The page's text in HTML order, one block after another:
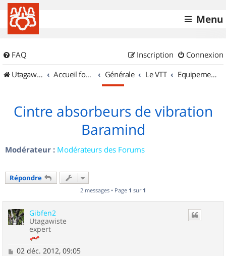
Menu
FAQ Connexion
Inscription
UtagawaVTT (Randos VTT et VTTAE avec traces GPS)
Accueil forum Générale Le VTT Equipements et Accessoires
Cintre absorbeurs de vibration
Baramind
Modérateur : Modérateurs des Forums
Répondre
2 messages • Page 1 sur 1
Gibfen2
Utagawiste
expert
M
02 déc. 2012, 09:05